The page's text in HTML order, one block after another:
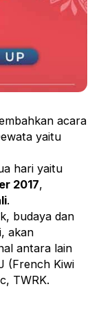
acara
yaitu
hari yaitu
2017,
.
budaya dan
akan
antara lain
(French Kiwi
TWRK.